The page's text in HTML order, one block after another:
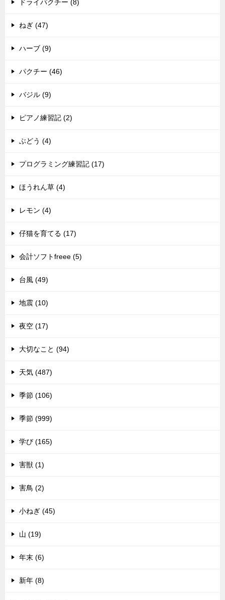
ドライパクチー (8)
ねぎ (47)
ハーブ (9)
パクチー (46)
バジル (9)
ピアノ練習記 (2)
ぶどう (4)
プログラミング練習記 (17)
ほうれん草 (4)
レモン (4)
仔猫を育てる (17)
会計ソフトfreee (5)
台風 (49)
地震 (10)
夜空 (17)
大切なこと (94)
天気 (487)
季節 (106)
季節 (999)
学び (165)
害獣 (1)
害鳥 (2)
小ねぎ (45)
山 (19)
年末 (6)
新年 (8)